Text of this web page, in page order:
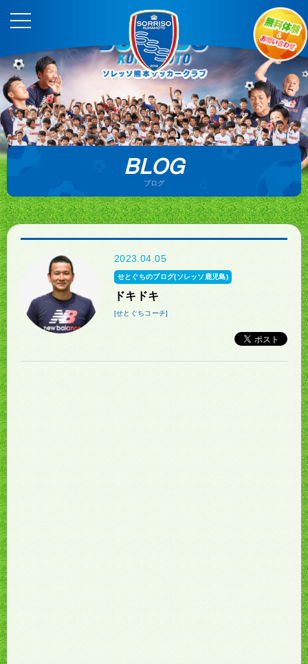
BLOG
ブログ
2023.04.05
せとぐちのブログ(ソレッソ鹿児島)
ドキドキ
[せとぐちコーチ]